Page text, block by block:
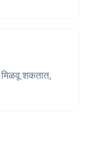
शकतात,